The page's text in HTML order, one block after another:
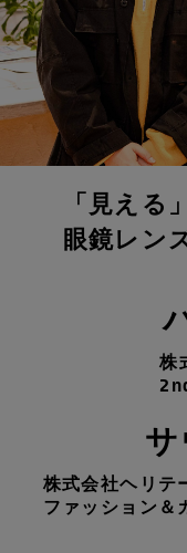
「見える
眼鏡レン
株
サ
株式会社ヘリテ
ファッション＆